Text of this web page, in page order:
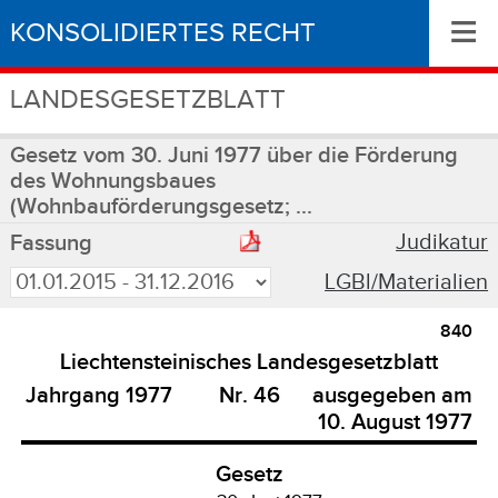
KONSOLIDIERTES RECHT
LANDESGESETZBLATT
≡
Gesetz vom 30. Juni 1977 über die Förderung
des Wohnungsbaues
(Wohnbauförderungsgesetz; ...
Fassung
Judikatur
LGBl/Materialien